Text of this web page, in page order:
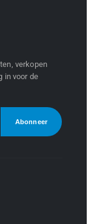
verkopen
in voor de